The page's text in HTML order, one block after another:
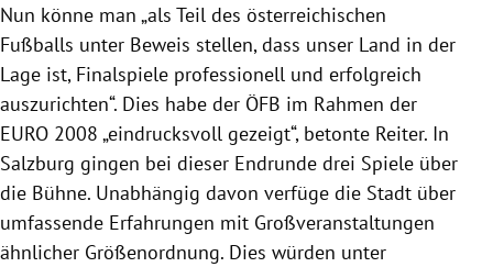
Nun könne man „als Teil des österreichischen
Fußballs unter Beweis stellen, dass unser Land in der
Lage ist, Finalspiele professionell und erfolgreich
auszurichten“. Dies habe der ÖFB im Rahmen der
EURO 2008 „eindrucksvoll gezeigt“, betonte Reiter. In
Salzburg gingen bei dieser Endrunde drei Spiele über
die Bühne. Unabhängig davon verfüge die Stadt über
umfassende Erfahrungen mit Großveranstaltungen
ähnlicher Größenordnung. Dies würden unter